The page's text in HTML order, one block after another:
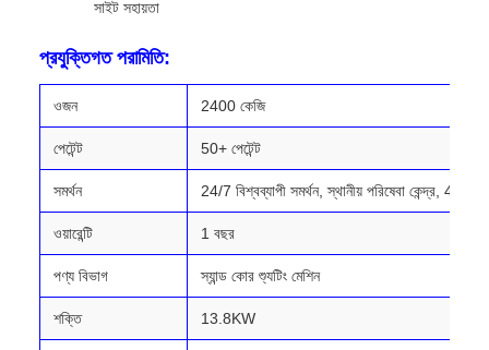
সাইট সহায়তা
প্রযুক্তিগত পরামিতি:
ওজন 2400 কেজি
পেটেন্ট 50+ পেটেন্ট
সমর্থন 24/7 বিশ্বব্যাপী সমর্থন, স্থানীয় পরিষেবা কেন্দ্র, 48-
ওয়ারেন্টি 1 বছর
পণ্য বিভাগ স্যান্ড কোর শ্যুটিং মেশিন
শক্তি 13.8KW